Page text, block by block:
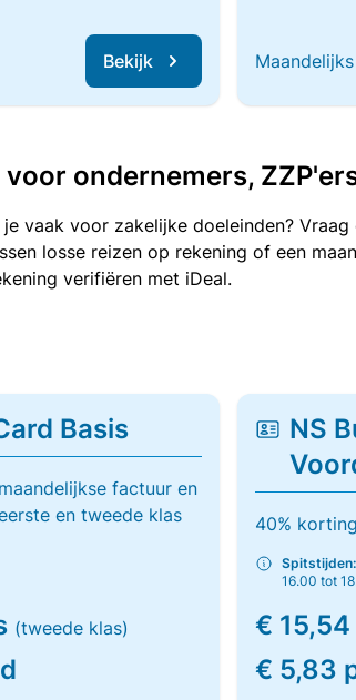
Bekijk
voor ondernemers,
je vaak voor zakelijke doeleinden?
losse reizen op rekening of een
verifiëren met iDeal.
Basis
factuur en
en tweede klas
(tweede klas)
NS
40%
Spitstijden:
16.00 tot
€
€ 5,83